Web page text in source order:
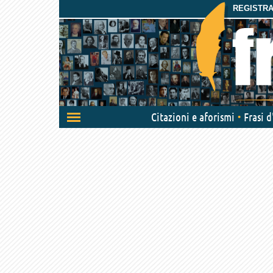
Attiva/disattiva
navigazione
Citazioni e aforismi Frasi